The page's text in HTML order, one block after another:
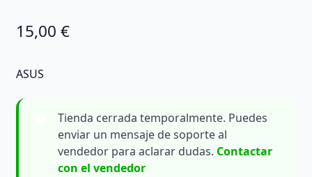
15,00 €
ASUS
Tienda cerrada temporalmente. Puedes
enviar un mensaje de soporte al
vendedor para aclarar dudas. Contactar
con el vendedor